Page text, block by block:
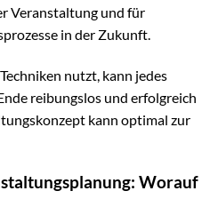
Veranstaltung und für
in der Zukunft.
nutzt, kann jedes
reibungslos und erfolgreich
kann optimal zur
Worauf